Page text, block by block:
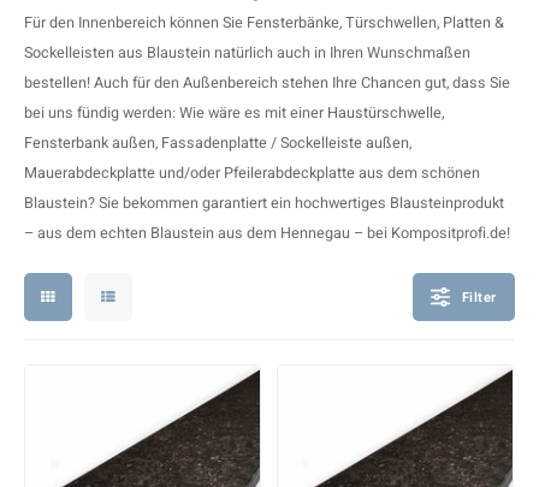
Für den Innenbereich können Sie Fensterbänke,Türschwellen, Platten &
Sockelleisten aus Blaustein natürlich auch in Ihren Wunschmaßen
bestellen! Auch für den Außenbereich stehen Ihre Chancen gut, dass Sie
bei uns fündig werden: Wie wäre es mit einer Haustürschwelle,
Fensterbank außen, Fassadenplatte / Sockelleiste außen,
Mauerabdeckplatteund/oder Pfeilerabdeckplatteaus dem schönen
Blaustein? Sie bekommen garantiert ein hochwertiges Blausteinprodukt
– aus dem echten Blaustein aus dem Hennegau – bei Kompositprofi.de!
Filter